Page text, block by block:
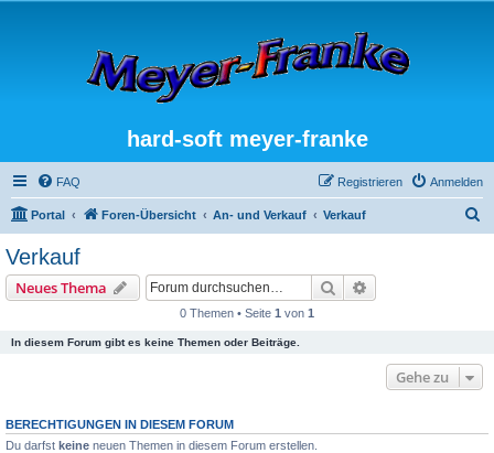
hard-soft meyer-franke
FAQ Anmelden
Registrieren
Portal Foren-Übersicht An- und Verkauf Verkauf
Verkauf
Neues Thema Suche
0 Themen • Seite 1 von 1
In diesem Forum gibt es keine Themen oder Beiträge.
Gehe zu
BERECHTIGUNGEN IN DIESEM FORUM
Du darfst keine neuen Themen in diesem Forum erstellen.